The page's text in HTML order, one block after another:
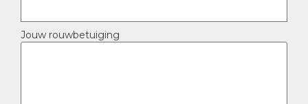
Jouw rouwbetuiging